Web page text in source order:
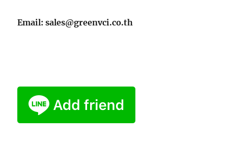
Email: sales@greenvci.co.th